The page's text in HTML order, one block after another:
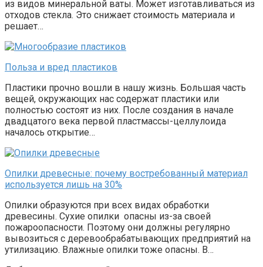
из видов минеральной ваты. Может изготавливаться из
отходов стекла. Это снижает стоимость материала и
решает…
Польза и вред пластиков
Пластики прочно вошли в нашу жизнь. Большая часть
вещей, окружающих нас содержат пластики или
полностью состоят из них. После создания в начале
двадцатого века первой пластмассы-целлулоида
началось открытие…
Опилки древесные: почему востребованный материал
используется лишь на 30%
Опилки образуются при всех видах обработки
древесины. Сухие опилки опасны из-за своей
пожароопасности. Поэтому они должны регулярно
вывозиться с деревообрабатывающих предприятий на
утилизацию. Влажные опилки тоже опасны. В…